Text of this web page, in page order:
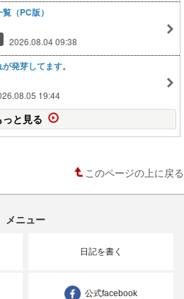
（PC版）
2026.08.04 09:38
発芽してます。
19:44
っと見る
このページの上に戻る
メニュー
日記を書く
公式facebook